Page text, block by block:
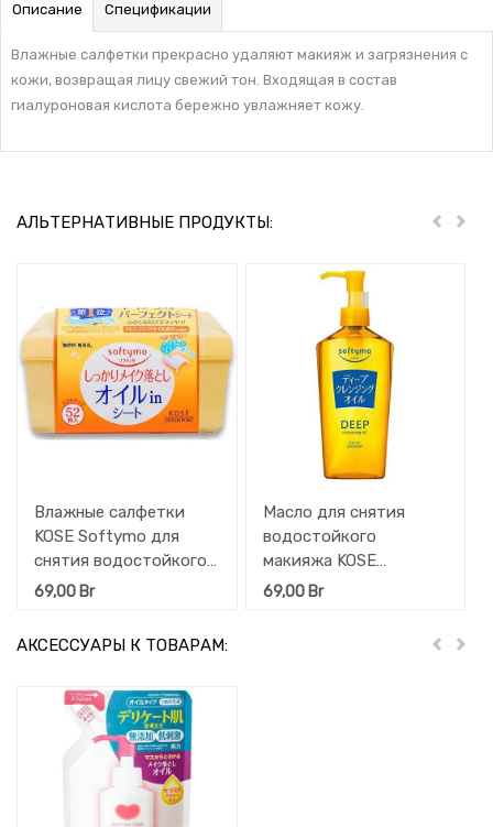
Описание Спецификации
Влажные салфетки прекрасно удаляют макияж и загрязнения с
кожи, возвращая лицу свежий тон. Входящая в состав
гиалуроновая кислота бережно увлажняет кожу.
АЛЬТЕРНАТИВНЫЕ ПРОДУКТЫ: Пред
Влажные салфетки
KOSE Softymo для
снятия водостойкого
макияжа на масляной
69,00 Br
Масло для снятия
водостойкого
макияжа KOSE
глубокого очищения
69,00Br
АКСЕССУАРЫ К ТОВАРАМ: Пред